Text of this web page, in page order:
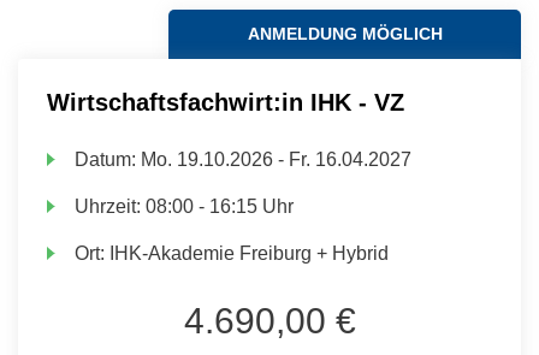
ANMELDUNG MÖGLICH
Wirtschaftsfachwirt:in IHK - VZ
Datum: Mo. 19.10.2026 - Fr. 16.04.2027
Uhrzeit:08:00 - 16:15 Uhr
Ort: IHK-Akademie Freiburg + Hybrid
4.690,00 €